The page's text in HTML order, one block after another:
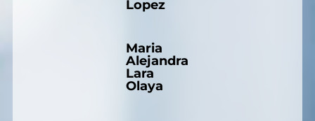
Lopez
Maria
Alejandra
Lara
Olaya